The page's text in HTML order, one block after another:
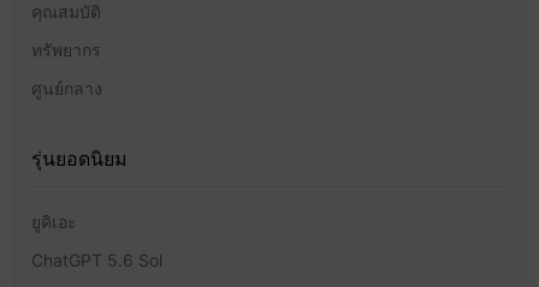
คุณสมบัติ
ทรัพยากร
ศูนย์กลาง
รุ่นยอดนิยม
ยูคิเอะ
ChatGPT 5.6 Sol